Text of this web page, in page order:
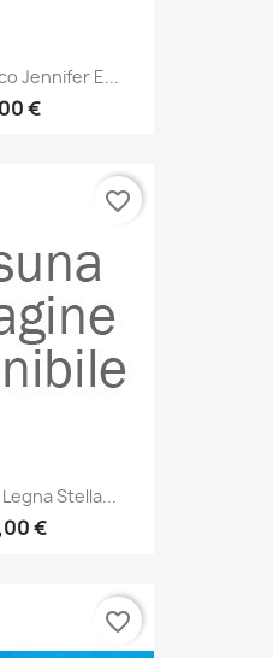
Jennifer E...
€
Stella...
€
favorite_border
favorite_border